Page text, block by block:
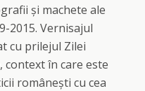
și machete ale
2015. Vernisajul
cu prilejul Zilei
context în care este
românești cu cea